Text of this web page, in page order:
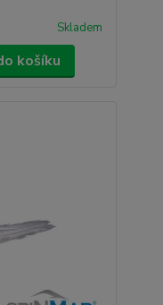
Skladem
košíku